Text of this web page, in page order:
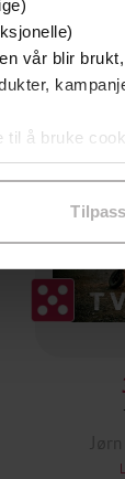
vår blir
å bruke
Du
Tilpass